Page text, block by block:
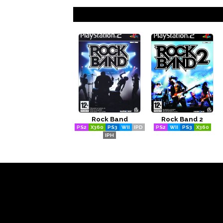
Rock Band
PS2 X360 PS3 WII
IPD
IPH
Rock Band 2
PS2 WII PS3 X360